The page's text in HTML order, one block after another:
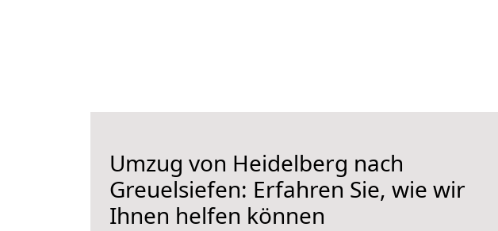
Umzug von Heidelberg nach
Greuelsiefen: Erfahren Sie, wie wir
Ihnen helfen können